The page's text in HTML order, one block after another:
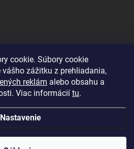
cookie. Súbory cookie
zážitku z prehliadania,
reklám alebo obsahu a
Viac informácií tu.
Nastavenie
. Všetky práva vyhradené.